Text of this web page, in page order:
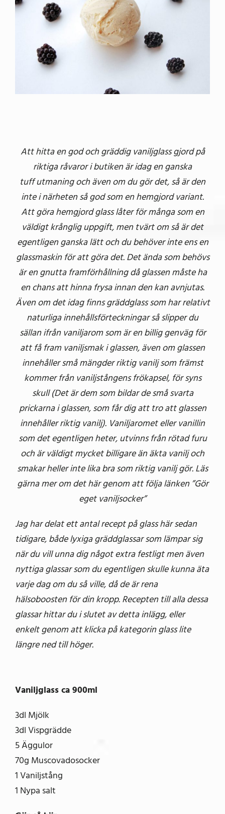
Att hitta en god och gräddig vaniljglass gjord på
riktiga råvaror i butiken är idag en ganska
tuff utmaning och även om du gör det, så är den
inte i närheten så god som en hemgjord variant.
Att göra hemgjord glass låter för många som en
väldigt krånglig uppgift, men tvärt om så är det
egentligen ganska lätt och du behöver inte ens en
glassmaskin för att göra det. Det ända som behövs
är en gnutta framförhållning då glassen måste ha
en chans att hinna frysa innan den kan avnjutas.
Även om det idag finns gräddglass som har relativt
naturliga innehållsförteckningar så slipper du
sällan ifrån vaniljarom som är en billig genväg för
att få fram vaniljsmak i glassen, även om glassen
innehåller små mängder riktig vanilj som främst
kommer från vaniljstångens frökapsel, för syns
skull (Det är dem som bildar de små svarta
prickarna i glassen, som får dig att tro att glassen
innehåller riktig vanilj). Vaniljaromet eller vanillin
som det egentligen heter, utvinns från rötad furu
och är väldigt mycket billigare än äkta vanilj och
smakar heller inte lika bra som riktig vanilj gör. Läs
gärna mer om det här genom att följa länken ”Gör
eget vaniljsocker”
Jag har delat ett antal recept på glass här sedan
tidigare, både lyxiga gräddglassar som lämpar sig
när du vill unna dig något extra festligt men även
nyttiga glassar som du egentligen skulle kunna äta
varje dag om du så ville, då de är rena
hälsoboosten för din kropp. Recepten till alla dessa
glassar hittar du i slutet av detta inlägg, eller
enkelt genom att klicka på kategorin glass lite
längre ned till höger.
Vaniljglass ca 900ml
3dl Mjölk
3dl Vispgrädde
5 Äggulor
70g Muscovadosocker
1 Vaniljstång
1 Nypa salt